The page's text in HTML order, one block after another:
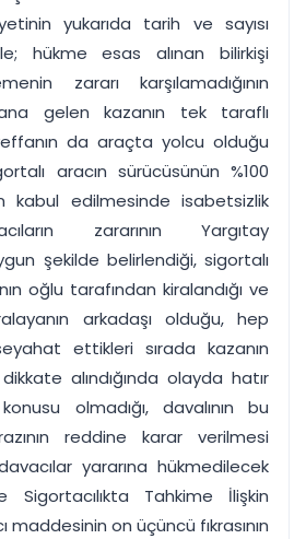
yukarıda tarih ve sayısı
hükme esas alınan bilirkişi
zararı karşılamadığının
gelen kazanın tek taraflı
da araçta yolcu olduğu
aracın sürücüsünün %100
kabul edilmesinde isabetsizlik
zararının Yargıtay
şekilde belirlendiği, sigortalı
oğlu tarafından kiralandığı ve
arkadaşı olduğu, hep
ettikleri sırada kazanın
alındığında olayda hatır
olmadığı, davalının bu
reddine karar verilmesi
yararına hükmedilecek
Sigortacılıkta Tahkime İlişkin
maddesinin on üçüncü fıkrasının